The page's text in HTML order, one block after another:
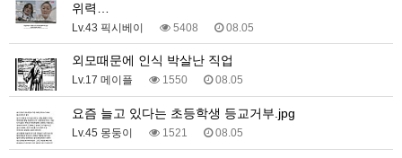
위력…
Lv.43 픽시베이 5408 08.05
외모때문에 인식 박살난 직업
Lv.17 메이플 1550 08.05
요즘 늘고 있다는 초등학생 등교거부.jpg
Lv.45 몽둥이 1521 08.05